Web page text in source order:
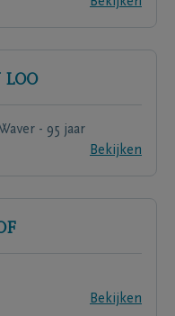
LOO
- 95 jaar
Bekijken
Bekijken